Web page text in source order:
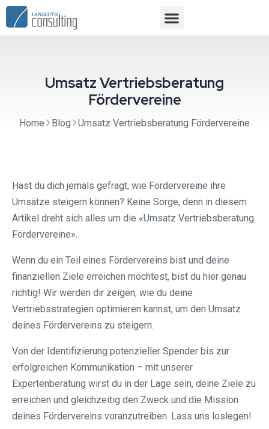
Umsatz Vertriebsberatung
Fördervereine
Home Blog Umsatz Vertriebsberatung Fördervereine
Hast du dich jemals gefragt, wie Fördervereine ihre
Umsätze steigern können? Keine Sorge, denn in diesem
Artikel dreht sich alles um die «Umsatz Vertriebsberatung
Fördervereine».
Wenn du ein Teil eines Fördervereins bist und deine
finanziellen Ziele erreichen möchtest, bist du hier genau
richtig! Wir werden dir zeigen, wie du deine
Vertriebsstrategien optimieren kannst, um den Umsatz
deines Fördervereins zu steigern.
Von der Identifizierung potenzieller Spender bis zur
erfolgreichen Kommunikation – mit unserer
Expertenberatung wirst du in der Lage sein, deine Ziele zu
erreichen und gleichzeitig den Zweck und die Mission
deines Fördervereins voranzutreiben. Lass uns loslegen!